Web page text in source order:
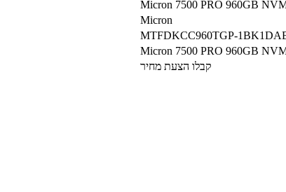
Micron 7500 PRO 960GB
Micron
MTFDKCC960TGP-
Micron 7500 PRO 960GB
קבלו הצעת מחיר